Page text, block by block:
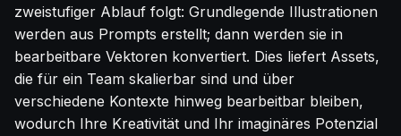
zweistufiger Ablauf folgt: Grundlegende Illustrationen
werden aus Prompts erstellt; dann werden sie in
bearbeitbare Vektoren konvertiert. Dies liefert Assets,
die für ein Team skalierbar sind und über
verschiedene Kontexte hinweg bearbeitbar bleiben,
wodurch Ihre Kreativität und Ihr imaginäres Potenzial